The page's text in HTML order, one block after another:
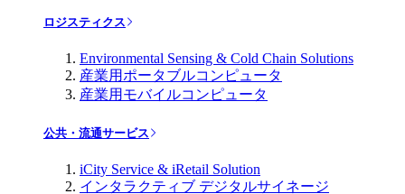
ロジスティクス
Environmental Sensing & Cold Chain Solutions
産業用ポータブルコンピュータ
産業用モバイルコンピュータ
公共・流通サービス
iCity Service & iRetail Solution
インタラクティブ デジタルサイネージ